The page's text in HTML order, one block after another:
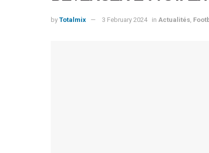
by Totalmix 3 February 2024 in Actualités